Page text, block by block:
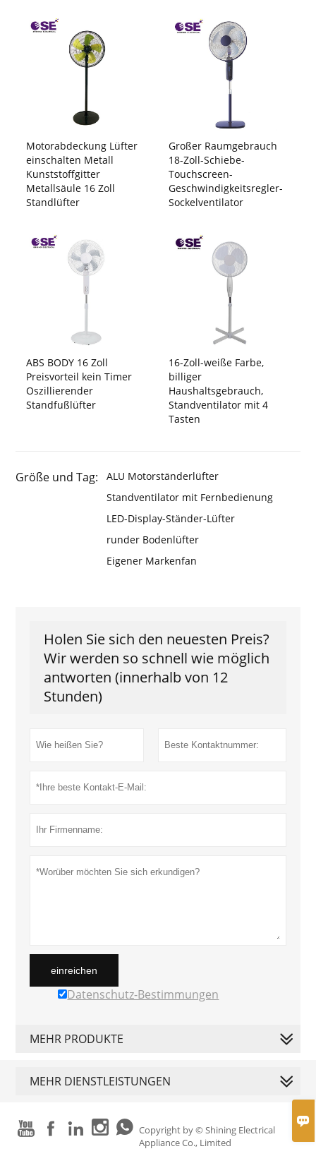

Motorabdeckung Lüfter
einschalten Metall
Kunststoffgitter
Metallsäule 16 Zoll
Standlüfter
Großer Raumgebrauch
18-Zoll-Schiebe-
Touchscreen-
Geschwindigkeitsregler-
Sockelventilator
ABS BODY 16 Zoll
Preisvorteil kein Timer
Oszillierender
Standfußlüfter
16-Zoll-weiße Farbe,
billiger
Haushaltsgebrauch,
Standventilator mit 4
Tasten
Größe und Tag:
ALU Motorständerlüfter
Standventilator mit Fernbedienung
LED-Display-Ständer-Lüfter
runder Bodenlüfter
Eigener Markenfan
Holen Sie sich den neuesten Preis?
Wir werden so schnell wie möglich
antworten (innerhalb von 12
Stunden)
einreichen
Datenschutz-Bestimmungen
MEHR PRODUKTE
MEHR DIENSTLEISTUNGEN
     Copyright by © Shining Electrical
Appliance Co., Limited